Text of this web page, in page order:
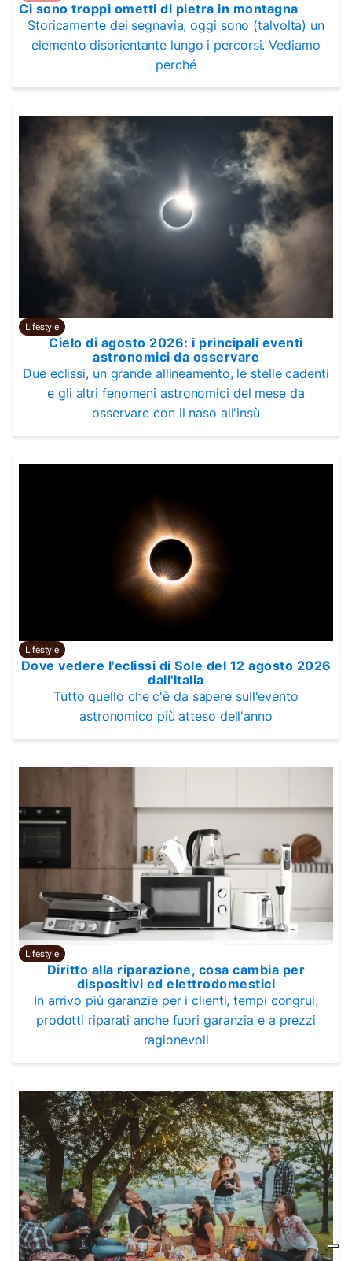
Ci sono troppi ometti di pietra in montagna
Storicamente dei segnavia, oggi sono (talvolta) un
elemento disorientante lungo i percorsi. Vediamo
perché
Lifestyle
Cielo di agosto 2026: i principali eventi
astronomici da osservare
Due eclissi, un grande allineamento, le stelle cadenti
e gli altri fenomeni astronomici del mese da
osservare con il naso all'insù
Lifestyle
Dove vedere l'eclissi di Sole del 12 agosto 2026
dall'Italia
Tutto quello che c'è da sapere sull'evento
astronomico più atteso dell'anno
Lifestyle
Diritto alla riparazione, cosa cambia per
dispositivi ed elettrodomestici
In arrivo più garanzie per i clienti, tempi congrui,
prodotti riparati anche fuori garanzia e a prezzi
ragionevoli